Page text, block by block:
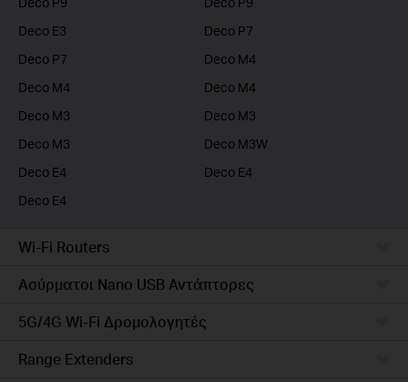
Deco E3
Deco P7
Deco P7
Deco M4
Deco M4
Deco M4
Deco M3
Deco M3
Deco M3
Deco M3W
Deco E4
Deco E4
Deco E4
Wi-Fi Routers
Ασύρματοι Nano USB Αντάπτορες
5G/4G Wi-Fi Δρομολογητές
Range Extenders